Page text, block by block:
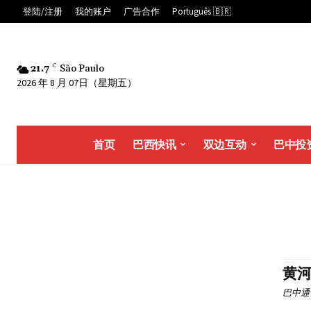
登陆/注册 我的账户 广告合作 Português 🇧🇷
21.7 C São Paulo
2026 年 8 月 07日（星期五）
首页 巴西快讯 双边互动 巴中投
黄
巴中